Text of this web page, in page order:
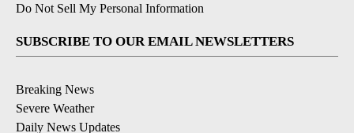
Do Not Sell My Personal Information
SUBSCRIBE TO OUR EMAIL NEWSLETTERS
Breaking News
Severe Weather
Daily News Updates